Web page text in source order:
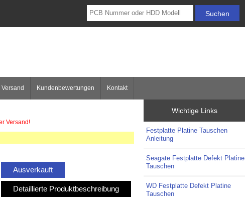
Kundenbewertungen Kontakt
Versand!
Ausverkauft
Detaillierte Produktbeschreibung
Wichtige Links
Festplatte Platine Tauschen
Anleitung
Seagate Festplatte Defekt Platine
Tauschen
WD Festplatte Defekt Platine
Tauschen